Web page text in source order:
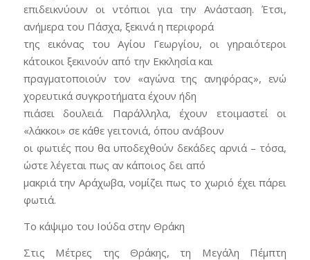
επιδεικνύουν οι ντόπιοι για την Ανάσταση. Έτσι,
ανήμερα του Πάσχα, ξεκινά η περιφορά
της εικόνας του Αγίου Γεωργίου, οι γηραιότεροι
κάτοικοι ξεκινούν από την Εκκλησία και
πραγματοποιούν τον «αγώνα της ανηφόρας», ενώ
χορευτικά συγκροτήματα έχουν ήδη
πιάσει δουλειά. Παράλληλα, έχουν ετοιμαστεί οι
«λάκκοι» σε κάθε γειτονιά, όπου ανάβουν
οι φωτιές που θα υποδεχθούν δεκάδες αρνιά – τόσα,
ώστε λέγεται πως αν κάποιος δει από
μακριά την Αράχωβα, νομίζει πως το χωριό έχει πάρει
φωτιά.
Το κάψιμο του Ιούδα στην Θράκη
Στις Μέτρες της Θράκης, τη Μεγάλη Πέμπτη